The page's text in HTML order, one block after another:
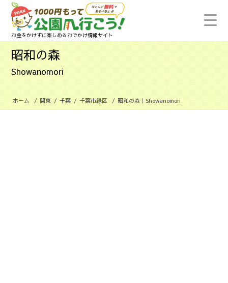
お金をかけずに楽しめるおでかけ情報サイト
昭和の森
Showanomori
ホーム / 関東 / 千葉 / 千葉市緑区 / 昭和の森｜Showanomori